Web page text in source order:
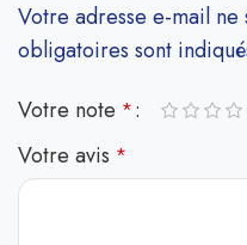
Votre adresse e-mail ne
obligatoires sont
Votre note *
Votre avis *